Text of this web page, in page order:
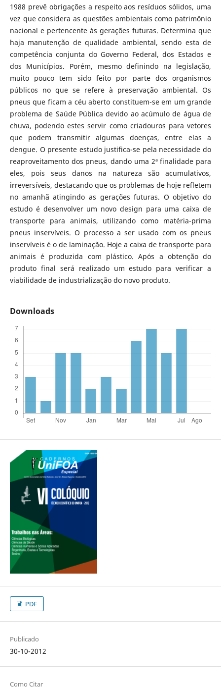
1988 prevê obrigações a respeito aos resíduos sólidos, uma
vez que considera as questões ambientais como patrimônio
nacional e pertencente às gerações futuras. Determina que
haja manutenção de qualidade ambiental, sendo esta de
competência conjunta do Governo Federal, dos Estados e
dos Municípios. Porém, mesmo definindo na legislação,
muito pouco tem sido feito por parte dos organismos
públicos no que se refere à preservação ambiental. Os
pneus que ficam a céu aberto constituem-se em um grande
problema de Saúde Pública devido ao acúmulo de água de
chuva, podendo estes servir como criadouros para vetores
que podem transmitir algumas doenças, entre elas a
dengue. O presente estudo justifica-se pela necessidade do
reaproveitamento dos pneus, dando uma 2ª finalidade para
eles, pois seus danos na natureza são acumulativos,
irreversíveis, destacando que os problemas de hoje refletem
no amanhã atingindo as gerações futuras. O objetivo do
estudo é desenvolver um novo design para uma caixa de
transporte para animais, utilizando como matéria-prima
pneus inservíveis. O processo a ser usado com os pneus
inservíveis é o de laminação. Hoje a caixa de transporte para
animais é produzida com plástico. Após a obtenção do
produto final será realizado um estudo para verificar a
viabilidade de industrialização do novo produto.
Downloads
PDF
Publicado
30-10-2012
Como Citar